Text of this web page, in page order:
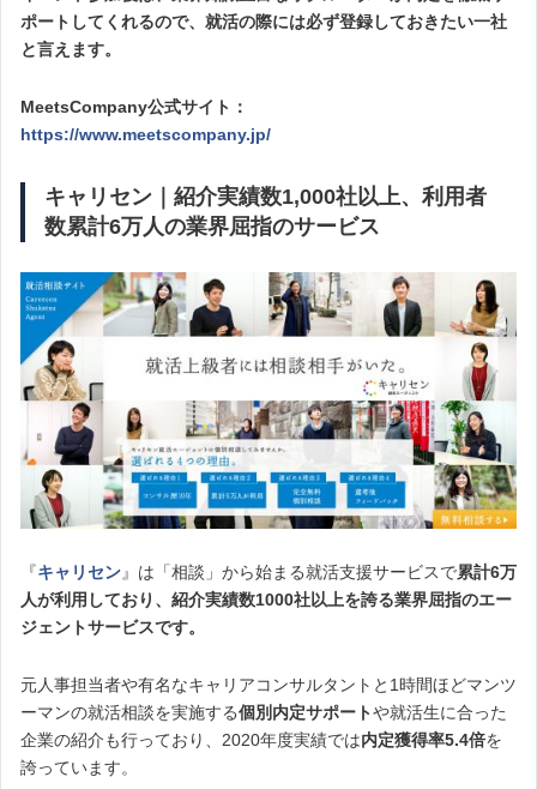
ポートしてくれるので、就活の際には必ず登録しておきたい一社
と言えます。
MeetsCompany公式サイト：
https://www.meetscompany.jp/
キャリセン｜紹介実績数1,000社以上、利用者
数累計6万人の業界屈指のサービス
『キャリセン』は「相談」から始まる就活支援サービスで累計6万
人が利用しており、紹介実績数1000社以上を誇る業界屈指のエー
ジェントサービスです。
元人事担当者や有名なキャリアコンサルタントと1時間ほどマンツ
ーマンの就活相談を実施する個別内定サポートや就活生に合った
企業の紹介も行っており、2020年度実績では内定獲得率5.4倍を
誇っています。